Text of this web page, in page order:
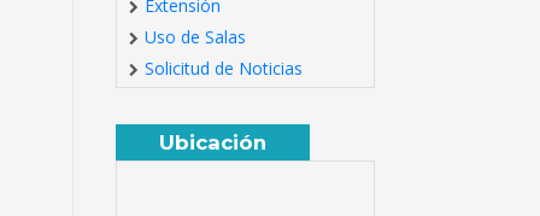
Extensión
Uso de Salas
Solicitud de Noticias
Ubicación